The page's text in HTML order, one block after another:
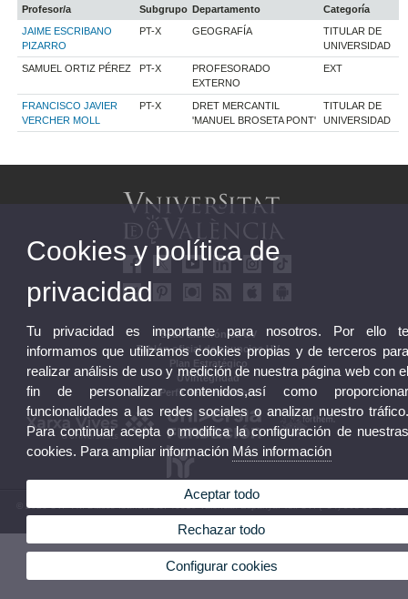
Profesor/a Subgrupo Departamento
Categoría
JAIME ESCRIBANO
PIZARRO
PT-X GEOGRAFÍA
TITULAR DE
UNIVERSIDAD
SAMUEL ORTIZ PÉREZ PT-X
PROFESORADO
EXTERNO
EXT
FRANCISCO JAVIER
VERCHER MOLL
PT-X
DRET MERCANTIL
'MANUEL BROSETA PONT'
TITULAR DE
UNIVERSIDAD
Sede Electrónica UV
Tablón oficial de anuncios UV
Plan Estratégico
UVintegridad
Perfil de contratante
© 2026 UV. - Av. Blasco Ibáñez, 13. 46010 València. Espanya. Tel. UV: (+34) 963 86 41 00
Política privacidad|Cookies
Cookies y política de
privacidad
Tu privacidad es importante para nosotros. Por ello
informamos que utilizamos cookies propias y de terceros
realizar análisis de uso y medición de nuestra página web con
fin de personalizar contenidos,así como
funcionalidades a las redes sociales o analizar nuestro
Para continuar acepta o modifica la configuración de
cookies. Para ampliar información Más información
Aceptar todo
Rechazar todo
Configurar cookies